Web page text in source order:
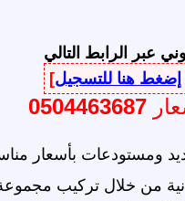
عبر الرابط التالي
إضغط هنا للتسجيل]
0504463687
ومستودعات بأسعار
من خلال تركيب مجموعة